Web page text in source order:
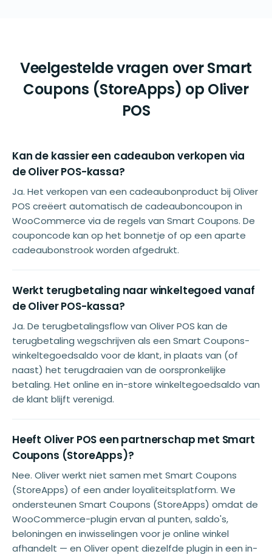
Veelgestelde vragen over Smart
Coupons (StoreApps) op Oliver
POS
Kan de kassier een cadeaubon verkopen via
de Oliver POS-kassa?
Ja. Het verkopen van een cadeaubonproduct bij Oliver
POS creëert automatisch de cadeauboncoupon in
WooCommerce via de regels van Smart Coupons. De
couponcode kan op het bonnetje of op een aparte
cadeaubonstrook worden afgedrukt.
Werkt terugbetaling naar winkeltegoed vanaf
de Oliver POS-kassa?
Ja. De terugbetalingsflow van Oliver POS kan de
terugbetaling wegschrijven als een Smart Coupons-
winkeltegoedsaldo voor de klant, in plaats van (of
naast) het terugdraaien van de oorspronkelijke
betaling. Het online en in-store winkeltegoedsaldo van
de klant blijft verenigd.
Heeft Oliver POS een partnerschap met Smart
Coupons (StoreApps)?
Nee. Oliver werkt niet samen met Smart Coupons
(StoreApps) of een ander loyaliteitsplatform. We
ondersteunen Smart Coupons (StoreApps) omdat de
WooCommerce-plugin ervan al punten, saldo's,
beloningen en inwisselingen voor je online winkel
afhandelt — en Oliver opent diezelfde plugin in een in-